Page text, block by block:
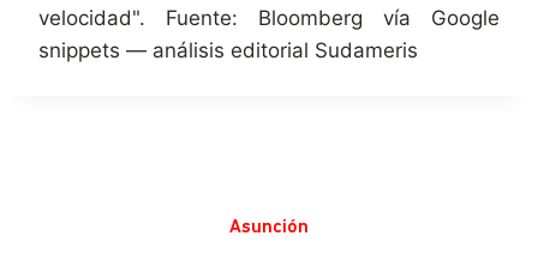
velocidad". Fuente: Bloomberg vía Google
snippets — análisis editorial Sudameris
Asunción